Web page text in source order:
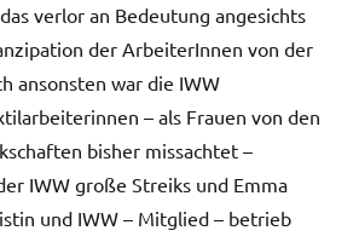
verlor an Bedeutung angesichts
der ArbeiterInnen von der
ansonsten war die IWW
– als Frauen von den
bisher missachtet –
IWW große Streiks und Emma
und IWW – Mitglied – betrieb